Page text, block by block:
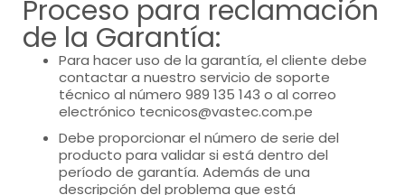
Proceso para reclamación
de la Garantía:
Para hacer uso de la garantía, el cliente debe
contactar a nuestro servicio de soporte
técnico al número 989 135 143 o al correo
electrónico tecnicos@vastec.com.pe
Debe proporcionar el número de serie del
producto para validar si está dentro del
período de garantía. Además de una
descripción del problema que está